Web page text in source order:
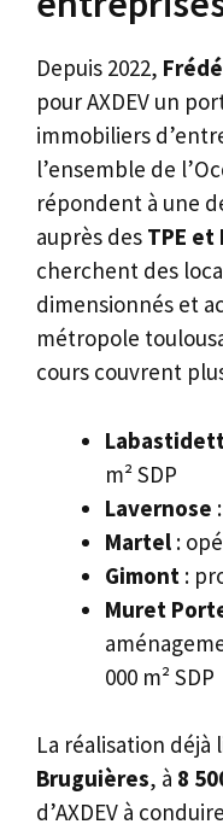
Depuis 2022,
pour AXDEV un
immobiliers
l’ensemble de
répondent à une
auprès des TPE et
cherchent des
dimensionnés et
métropole
cours couvrent
m² SDP
Lavernose
Martel :
Gimont :
Muret
000 m² SDP
La réalisation déjà
Bruguières, à 8
d’AXDEV à